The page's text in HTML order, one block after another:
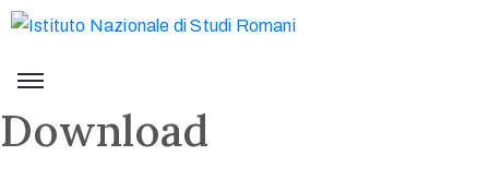
Download